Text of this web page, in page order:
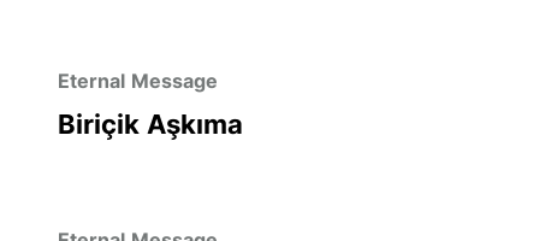
Eternal Message
Biriçik Aşkıma